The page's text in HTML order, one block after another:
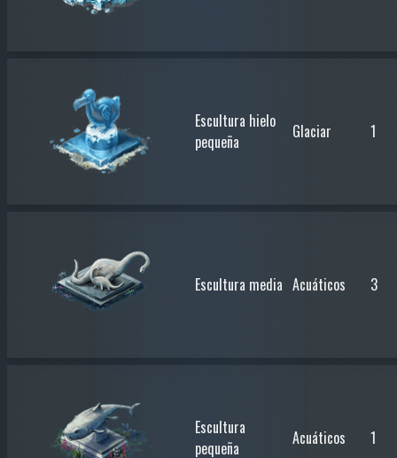
Escultura hielo
pequeña
Glaciar 1
Escultura media Acuáticos 3
Escultura
pequeña
Acuáticos 1